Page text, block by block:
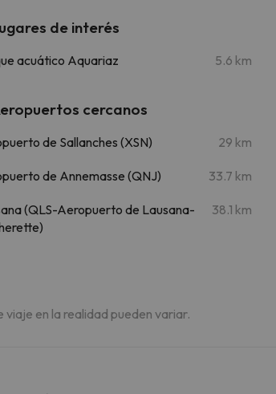
de interés
acuático Aquariaz 5.6 km
cercanos
de Sallanches (XSN) 29 km
de Annemasse (QNJ) 33.7 km
(QLS-Aeropuerto de Lausana-
38.1 km
viaje en la realidad pueden variar.